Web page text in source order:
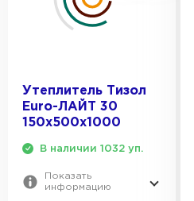
Утеплитель Тизол
Euro-ЛАЙТ 30
150х500х1000
В наличии 1032 уп.
Показать
информацию